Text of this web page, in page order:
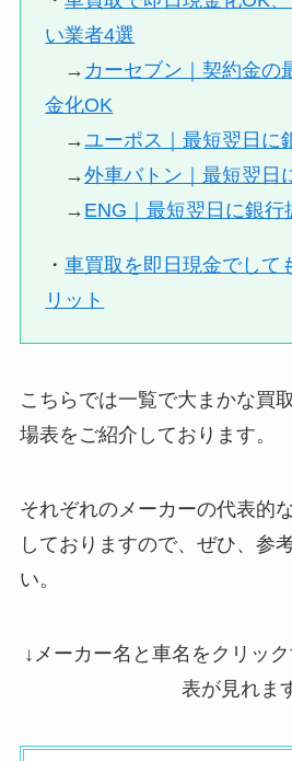
い業者4選
→ カーセブン｜契約金の
金化OK
→ユーポス｜最短翌日に
→外車バトン｜最短翌日
→ ENG｜最短翌日に銀行
・車買取を即日現金でして
リット
こちらでは一覧で大まかな買
場表をご紹介しております。
それぞれのメーカーの代表的
しておりますので、ぜひ、参
い。
↓メーカー名と車名をクリッ
表が見れま